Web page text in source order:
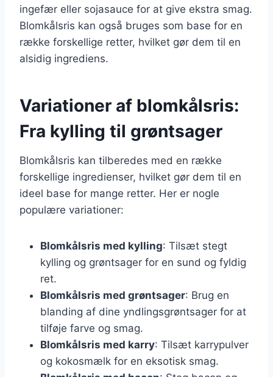
ingefær eller sojasauce for at give ekstra smag.
Blomkålsris kan også bruges som base for en
række forskellige retter, hvilket gør dem til en
alsidig ingrediens.
Variationer af blomkålsris:
Fra kylling til grøntsager
Blomkålsris kan tilberedes med en række
forskellige ingredienser, hvilket gør dem til en
ideel base for mange retter. Her er nogle
populære variationer:
Blomkålsris med kylling: Tilsæt stegt
kylling og grøntsager for en sund og fyldig
ret.
Blomkålsris med grøntsager: Brug en
blanding af dine yndlingsgrøntsager for at
tilføje farve og smag.
Blomkålsris med karry: Tilsæt karrypulver
og kokosmælk for en eksotisk smag.